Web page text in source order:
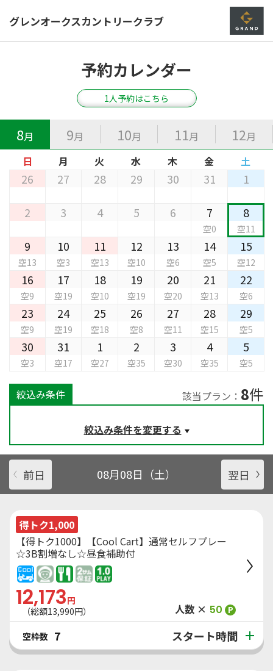
グレンオークスカントリークラブ
予約カレンダー
1人予約はこちら
8月 9月 10月 11月 12月
日
月 火 水 木 金 土
26 27 28 29 30 31 1
2 3 4 5 6 7
空0
8
空11
9
空13
10
空3
11
空13
12
空10
13
空6
14
空5
15
空12
16
空9
17
空19
18
空10
19
空19
20
空20
21
空13
22
空6
23
空9
24
空19
25
空18
26
空8
27
空11
28
空15
29
空5
30
空3
31
空17
1
空27
2
空35
3
空30
4
空35
5
空5
絞込み条件 該当プラン： 8件
絞込み条件を変更する
前日 08月08日（土） 翌日
得トク1,000
【得トク1000】【Cool Cart】通常セルフプレー
☆3B割増なし☆昼食補助付
12,173円
（総額13,990円） 人数 × 50 P
空枠数 7 スタート時間